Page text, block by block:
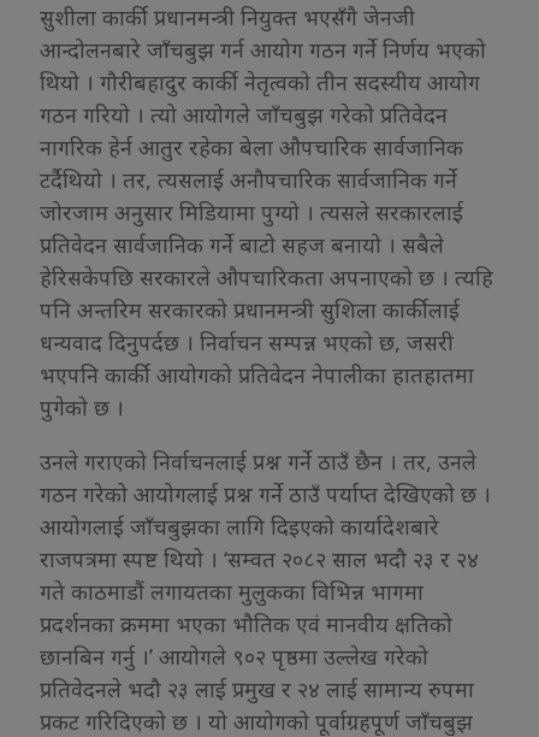
सुशीला कार्की प्रधानमन्त्री नियुक्त भएसँगै जेनजी
आन्दोलनबारे जाँचबुझ गर्न आयोग गठन गर्ने निर्णय भएको
थियो । गौरीबहादुर कार्की नेतृत्वको तीन सदस्यीय आयोग
गठन गरियो । त्यो आयोगले जाँचबुझ गरेको प्रतिवेदन
नागरिक हेर्न आतुर रहेका बेला औपचारिक सार्वजानिक
टर्दैथियो । तर, त्यसलाई अनौपचारिक सार्वजानिक गर्ने
जोरजाम अनुसार मिडियामा पुग्यो । त्यसले सरकारलाई
प्रतिवेदन सार्वजानिक गर्ने बाटो सहज बनायो । सबैले
हेरिसकेपछि सरकारले औपचारिकता अपनाएको छ । त्यहि
पनि अन्तरिम सरकारको प्रधानमन्त्री सुशिला कार्कीलाई
धन्यवाद दिनुपर्दछ । निर्वाचन सम्पन्न भएको छ, जसरी
भएपनि कार्की आयोगको प्रतिवेदन नेपालीका हातहातमा
पुगेको छ ।
उनले गराएको निर्वाचनलाई प्रश्न गर्ने ठाउँ छैन । तर, उनले
गठन गरेको आयोगलाई प्रश्न गर्ने ठाउँ पर्याप्त देखिएको छ ।
आयोगलाई जाँचबुझका लागि दिइएको कार्यादेशबारे
राजपत्रमा स्पष्ट थियो । ‘सम्वत २०८२ साल भदौ २३ र २४
गते काठमाडौं लगायतका मुलुकका विभिन्न भागमा
प्रदर्शनका क्रममा भएका भौतिक एवं मानवीय क्षतिको
छानबिन गर्नु ।’ आयोगले ९०२ पृष्ठमा उल्लेख गरेको
प्रतिवेदनले भदौ २३ लाई प्रमुख र २४ लाई सामान्य रुपमा
प्रकट गरिदिएको छ । यो आयोगको पूर्वाग्रहपूर्ण जाँचबुझ